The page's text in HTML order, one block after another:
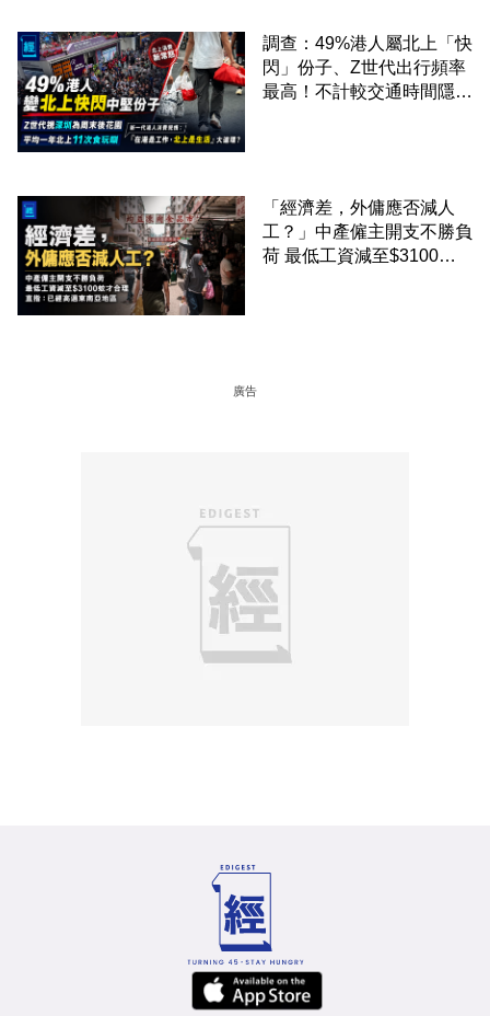
調查：49%港人屬北上「快
閃」份子、Z世代出行頻率
最高！不計較交通時間隱形
「經濟差，外傭應否減人
工？」中產僱主開支不勝負
荷 最低工資減至$3100蚊
廣告